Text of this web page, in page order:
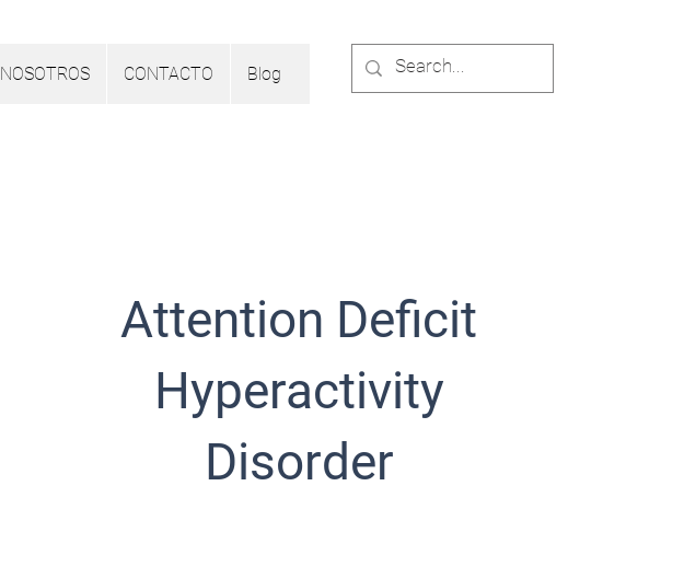
NOSOTROS CONTACTO Blog
Attention Deficit
Hyperactivity
Disorder